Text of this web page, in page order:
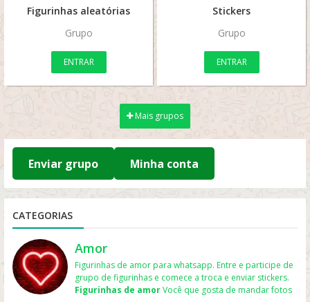
Figurinhas aleatórias
Grupo
ENTRAR
Stickers
Grupo
ENTRAR
Mais grupos
Enviar grupo Minha conta
CATEGORIAS
Amor
Figurinhas de amor para whatsapp. Entre e participe de
grupo de figurinhas e comece a troca e enviar stickers.
Figurinhas de amorVocê que gosta de mandar fotos